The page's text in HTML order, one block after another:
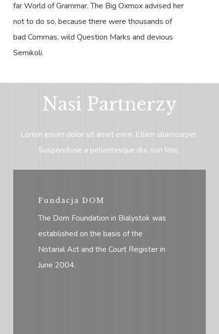
far World of Grammar. The Big Oxmox advised her
not to do so, because there were thousands of
bad Commas, wild Question Marks and devious
Semikoli.
Nasi Partnerzy
Lorem ipsum dolor sit amet enim. Etiam ullamcorper.
Suspendisse a pellentesque dui, non felis.
Fundacja DOM
The Dom Foundation in Bialystok was
established on the basis of the
Notarial Act and the Court Register in
June 2004.